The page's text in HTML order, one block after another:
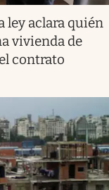
ley aclara quién
vivienda de
contrato